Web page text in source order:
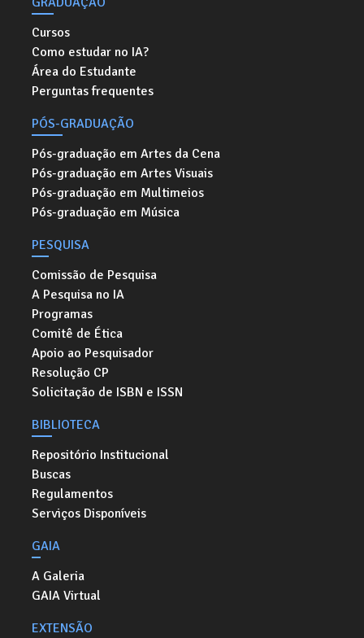
Cursos
Como estudar no IA?
Área do Estudante
Perguntas frequentes
PÓS-GRADUAÇÃO
Pós-graduação em Artes da Cena
Pós-graduação em Artes Visuais
Pós-graduação em Multimeios
Pós-graduação em Música
PESQUISA
Comissão de Pesquisa
A Pesquisa no IA
Programas
Comitê de Ética
Apoio ao Pesquisador
Resolução CP
Solicitação de ISBN e ISSN
BIBLIOTECA
Repositório Institucional
Buscas
Regulamentos
Serviços Disponíveis
GAIA
A Galeria
GAIA Virtual
EXTENSÃO